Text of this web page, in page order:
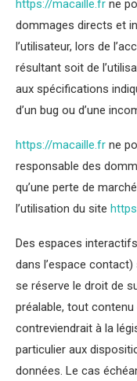
https://macaille.fr ne
dommages directs et
l’utilisateur, lors de
résultant soit de
aux spécifications
d’un bug ou d’une
https://macaille.fr ne
responsable des
qu’une perte de
l’utilisation du site
Des espaces
dans l’espace
se réserve le droit de
préalable, tout
contreviendrait à la
particulier aux
données. Le cas